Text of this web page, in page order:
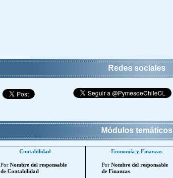
Redes sociales
Módulos temáticos
Contabilidad
Por Nombre del responsable
de Contabilidad
Economía y Finanzas
Por Nombre del responsable
de Finanzas